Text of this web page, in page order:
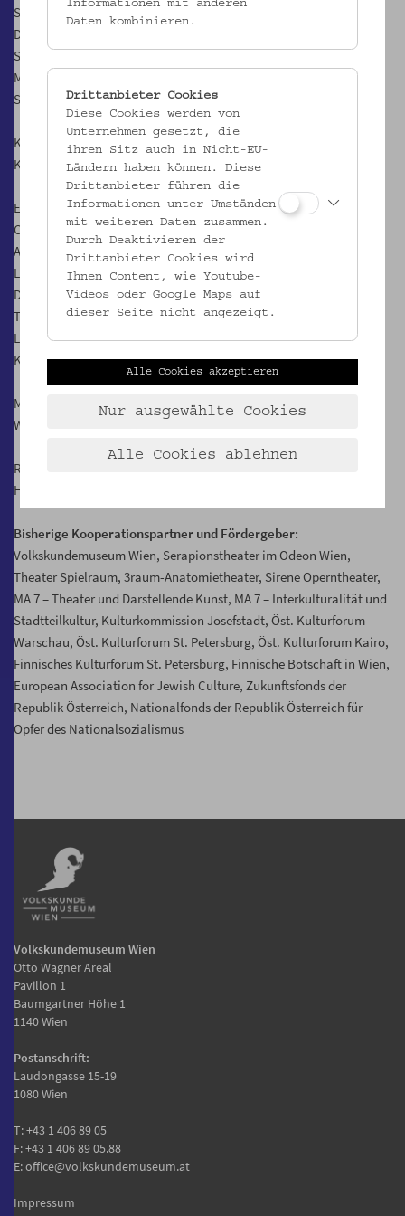
Sa, 29.6. und So, 30.6.2019, 17.00 Uhr
Do, 4.7. und Fr, 5.7.2019, 18.00 Uhr
Sa, 6.7. und So, 7.7.2019, 17.00 Uhr
Mi, 10.7. und Fr, 12.7.2019, 18.00 Uhr
Sa, 13.7. und So, 14.7.2019, 17.00 Uhr
Konzept & Regie:
Kari Rakkola (FIN)
Es spielen:
Carlos Delgado Betancourt (A/CUB)
Ayse Bostanci (A/TUR)
Lana Francis (BRA)
Deborah Gzesh (USA)
Tanju Kamer (A/TUR)
Linda Pichler (A)
Kari Rakoola (FIN)
Musik:
Walter Nikowitz (A/ARG)
Regieassistenz & Kostüm:
Hanna Victoria Bauer (A)
Bisherige Kooperationspartner und Fördergeber:
Volkskundemuseum Wien, Serapionstheater im Odeon Wien,
Theater Spielraum, 3raum-Anatomietheater, Sirene Operntheater,
MA 7 – Theater und Darstellende Kunst, MA 7 – Interkulturalität und
Stadtteilkultur, Kulturkommission Josefstadt, Öst. Kulturforum
Warschau, Öst. Kulturforum St. Petersburg, Öst. Kulturforum Kairo,
Finnisches Kulturforum St. Petersburg, Finnische Botschaft in Wien,
European Association for Jewish Culture, Zukunftsfonds der
Republik Österreich, Nationalfonds der Republik Österreich für
Opfer des Nationalsozialismus
Volkskundemuseum Wien
Otto Wagner Areal
Pavillon 1
Baumgartner Höhe 1
1140 Wien
Postanschrift:
Laudongasse 15-19
1080 Wien
T:+43 1 406 89 05
F: +43 1 406 89 05.88
E:office@volkskundemuseum.at
Impressum
Informationen mit anderen
Daten kombinieren.
Drittanbieter Cookies
Diese Cookies werden von
Unternehmen gesetzt, die
ihren Sitz auch in Nicht-EU-
Ländern haben können. Diese
Drittanbieter führen die
Informationen unter Umständen
mit weiteren Daten zusammen.
Durch Deaktivieren der
Drittanbieter Cookies wird
Ihnen Content, wie Youtube-
Videos oder Google Maps auf
dieser Seite nicht angezeigt.
Alle Cookies akzeptieren
Nur ausgewählte Cookies
Alle Cookies ablehnen